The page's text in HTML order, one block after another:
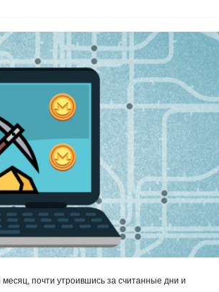
почти утроившись за считанные дни и